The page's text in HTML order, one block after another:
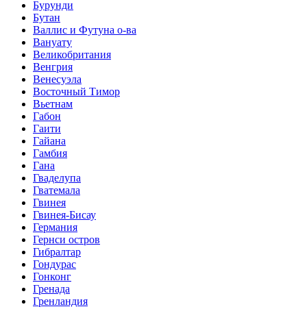
Бурунди
Бутан
Валлис и Футуна о-ва
Вануату
Великобритания
Венгрия
Венесуэла
Восточный Тимор
Вьетнам
Габон
Гаити
Гайана
Гамбия
Гана
Гваделупа
Гватемала
Гвинея
Гвинея-Бисау
Германия
Гернси остров
Гибралтар
Гондурас
Гонконг
Гренада
Гренландия